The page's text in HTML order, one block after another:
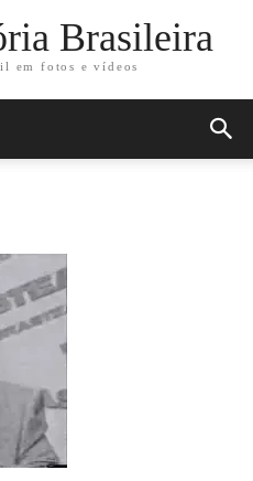
Brasileira
em fotos e vídeos